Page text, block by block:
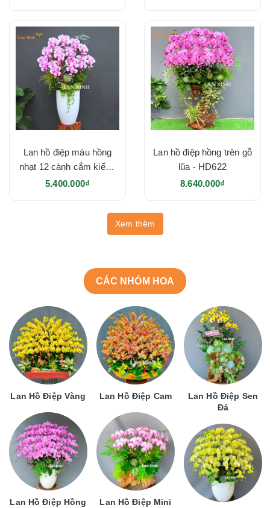
Lan hồ điệp màu hồng
nhạt 12 cành cắm kiểu -
HD623
5.400.000₫
Lan hồ điệp hồng trên gỗ
lũa - HD622
8.640.000₫
Xem thêm
CÁC NHÓM HOA
Lan Hồ Điệp Vàng
Lan Hồ Điệp Hồng
Lan Hồ Điệp Cam
Lan Hồ Điệp Mini
Lan Hồ Điệp Sen
Đá